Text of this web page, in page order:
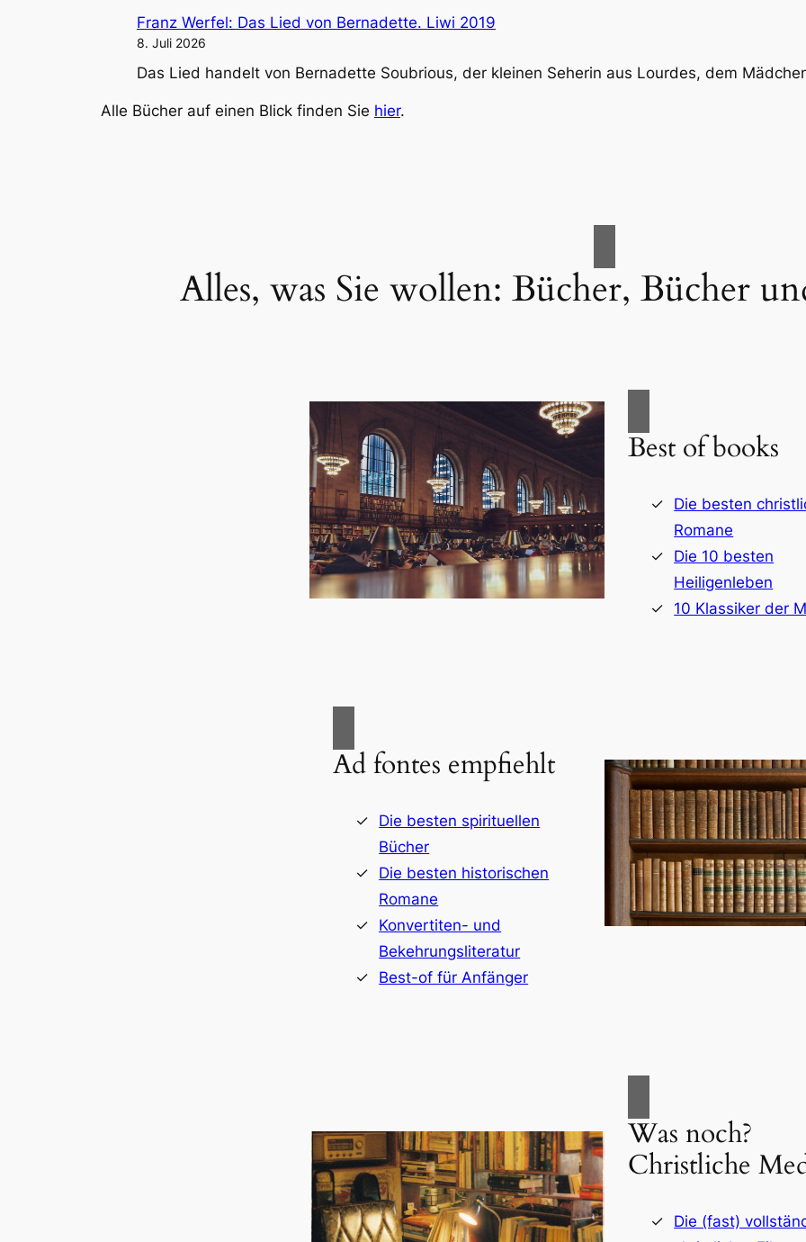
Franz Werfel: Das Lied von Bernadette. Liwi 2019
8. Juli 2026
Das Lied handelt von Bernadette Soubrious, der kleinen Seherin aus Lourdes, dem
Alle Bücher auf einen Blick finden Sie hier.
Alles, was Sie wollen: Bücher, Bücher
Best of books
Die besten
Romane
Die 10 besten
Heiligenleben
10 Klassiker der
Ad fontes empfiehlt
Die besten spirituellen
Bücher
Die besten historischen
Romane
Konvertiten- und
Bekehrungsliteratur
Best-of für Anfänger
Was noch?
Christliche
Die (fast)